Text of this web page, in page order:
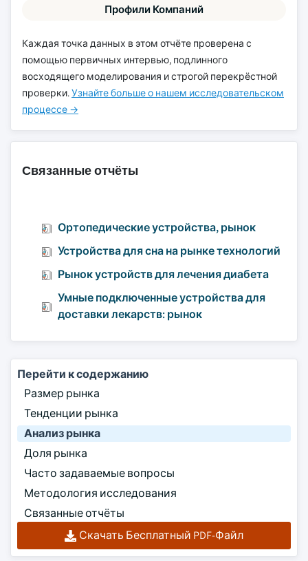
Профили Компаний
Каждая точка данных в этом отчёте проверена с
помощью первичных интервью, подлинного
восходящего моделирования и строгой перекрёстной
проверки.Узнайте больше о нашем исследовательском
процессе →
Связанные отчёты
Ортопедические устройства, рынок
Устройства для сна на рынке технологий
Рынок устройств для лечения диабета
Умные подключенные устройства для
доставки лекарств: рынок
Перейти к содержанию
Размер рынка
Тенденции рынка
Анализ рынка
Доля рынка
Часто задаваемые вопросы
Методология исследования
Связанные отчёты
Скачать Бесплатный PDF-Файл